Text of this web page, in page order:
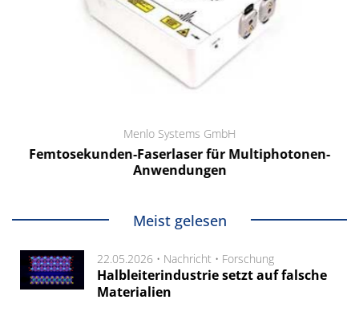
Menlo Systems GmbH
Femtosekunden-Faserlaser für Multiphotonen-
Anwendungen
Meist gelesen
22.05.2026 • Nachricht • Forschung
Halbleiterindustrie setzt auf falsche
Materialien